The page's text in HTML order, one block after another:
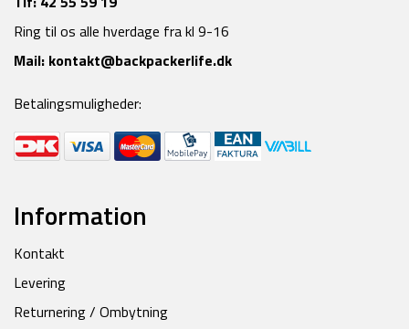
Ring til os alle hverdage fra kl 9-16
Mail: kontakt@backpackerlife.dk
Betalingsmuligheder:
Information
Kontakt
Levering
Returnering / Ombytning